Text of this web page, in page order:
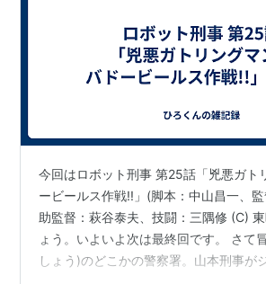
今回はロボット刑事 第25話「兇悪ガト
ービールス作戦!!」(脚本：中山昌一、監
助監督：萩谷泰夫、技闘：三隅修 (C)
ょう。いよいよ次は最終回です。 さて
しょう)のどこかの警察署。山本刑事が